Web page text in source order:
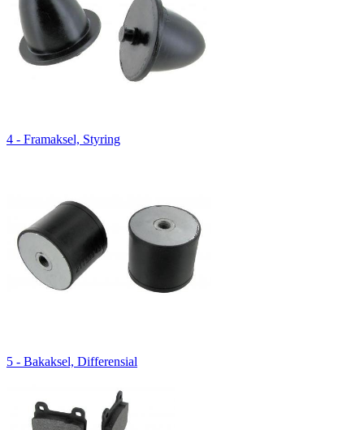
4 - Framaksel, Styring
5 - Bakaksel, Differensial